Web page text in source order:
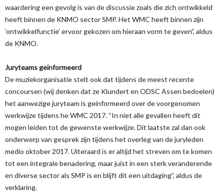
waardering een gevolg is van de discussie zoals die zich ontwikkeld
heeft binnen de KNMO sector SMP. Het WMC heeft binnen zijn
‘ontwikkelfunctie’ ervoor gekozen om hieraan vorm te geven”, aldus
de KNMO.
Juryteams geïnformeerd
De muziekorganisatie stelt ook dat tijdens de meest recente
concoursen (wij denken dat ze Klundert en ODSC Assen bedoelen)
het aanwezige juryteam is geinformeerd over de voorgenomen
werkwijze tijdens he WMC 2017. “In niet alle gevallen heeft dit
mogen leiden tot de gewenste werkwijze. Dit laatste zal dan ook
onderwerp van gesprek zijn tijdens het overleg van de juryleden
medio oktober 2017. Uiteraard is er altijd het streven om te komen
tot een integrale benadering, maar juist in een sterk veranderende
en diverse sector als SMP is en blijft dit een uitdaging”, aldus de
verklaring.